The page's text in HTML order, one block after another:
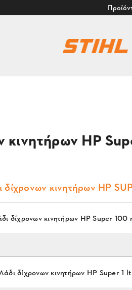
κινητήρων ΗP
δίχρονων κινητήρων HP
δίχρονων κινητήρων HP Super 100
δίχρονων κινητήρων ΗP Super 1 lt